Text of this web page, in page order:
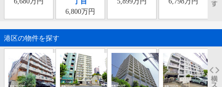
6,800万円
港区の物件を探す